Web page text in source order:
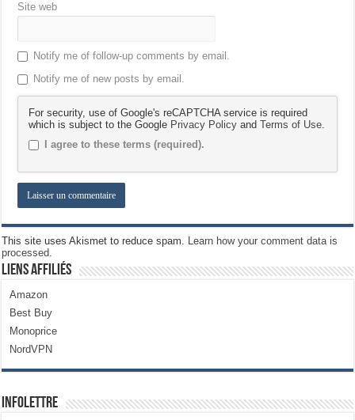
Site web
Notify me of follow-up comments by email.
Notify me of new posts by email.
For security, use of Google's reCAPTCHA service is required
which is subject to the Google Privacy Policy andTerms of Use.
I agree to these terms (required).
This site uses Akismet to reduce spam. Learn how your comment data is
processed.
Liens Affiliés
Amazon
Best Buy
Monoprice
NordVPN
Infolettre